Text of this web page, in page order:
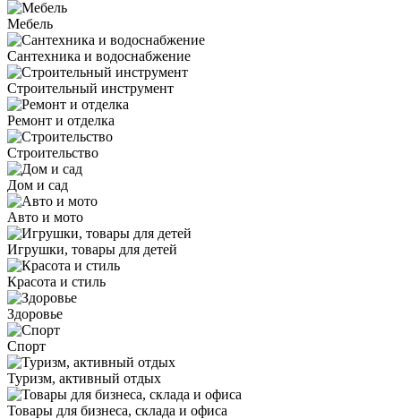
Мебель
Сантехника и водоснабжение
Строительный инструмент
Ремонт и отделка
Строительство
Дом и сад
Авто и мото
Игрушки, товары для детей
Красота и стиль
Здоровье
Спорт
Туризм, активный отдых
Товары для бизнеса, склада и офиса